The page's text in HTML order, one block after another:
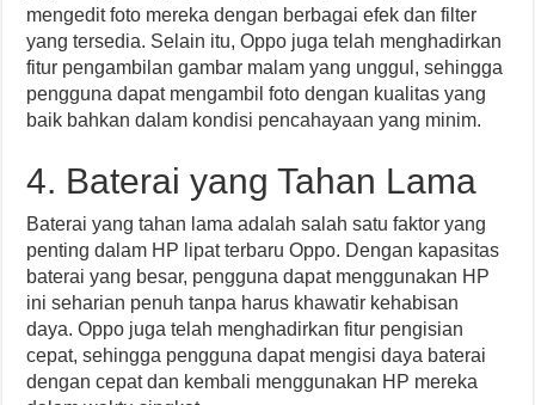
mengedit foto mereka dengan berbagai efek dan filter
yang tersedia. Selain itu, Oppo juga telah menghadirkan
fitur pengambilan gambar malam yang unggul, sehingga
pengguna dapat mengambil foto dengan kualitas yang
baik bahkan dalam kondisi pencahayaan yang minim.
4. Baterai yang Tahan Lama
Baterai yang tahan lama adalah salah satu faktor yang
penting dalam HP lipat terbaru Oppo. Dengan kapasitas
baterai yang besar, pengguna dapat menggunakan HP
ini seharian penuh tanpa harus khawatir kehabisan
daya. Oppo juga telah menghadirkan fitur pengisian
cepat, sehingga pengguna dapat mengisi daya baterai
dengan cepat dan kembali menggunakan HP mereka